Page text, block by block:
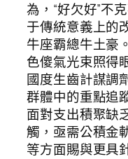
為，“好欠好”不
于傳統意義上的
牛座霸總牛土豪
色傻氣光束照得
國度生齒計謀調
群體中的重點追
面對支出積聚缺
觸，亟需公積金
等方面賜與更具